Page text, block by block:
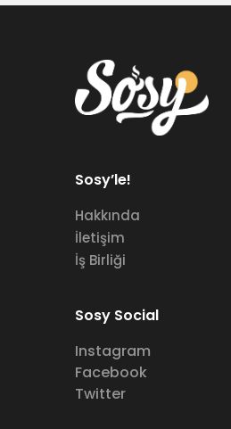
Sosy’le!
Hakkında
İletişim
İş Birliği
Sosy Social
Instagram
Facebook
Twitter